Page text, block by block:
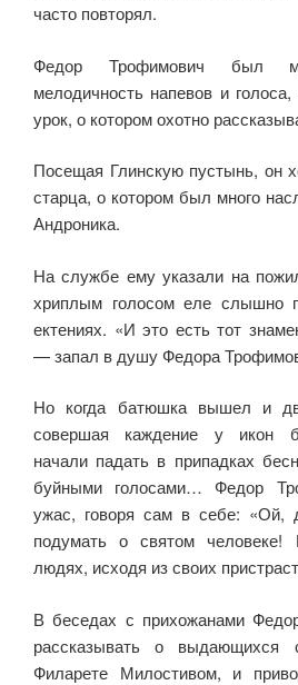
часто повторял.
Федор Трофимович был
мелодичность напевов и
урок, о котором охотно
Посещая Глинскую пу­стынь, он
старца, о котором был много
Анд­роника.
На службе ему указали на
хриплым голосом еле слышно
ектениях. «И это есть тот
— запал в душу Федора
Но когда батюшка вышел и
совершая каждение у икон
начали падать в припадках
буйными голосами… Федор
ужас, говоря сам в себе: «Ой,
подумать о святом
людях, исходя из своих
В беседах с прихожанами
расска­зывать о выдающихся
Филарете Милостивом, и